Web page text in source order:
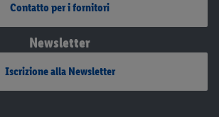
Contatto per i fornitori
Newsletter
Iscrizione alla Newsletter